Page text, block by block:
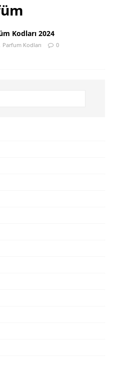
Kodları 2024
Parfum Kodları 0